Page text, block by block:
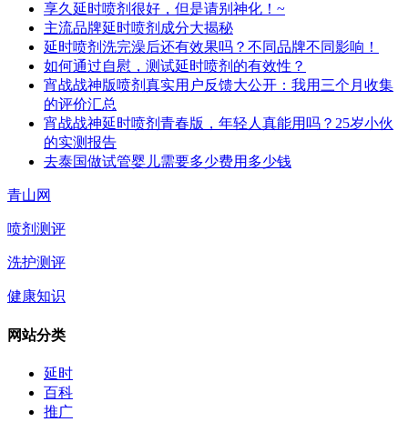
享久延时喷剂很好，但是请别神化！~
主流品牌延时喷剂成分大揭秘
延时喷剂洗完澡后还有效果吗？不同品牌不同影响！
如何通过自慰，测试延时喷剂的有效性？
宵战战神版喷剂真实用户反馈大公开：我用三个月收集
的评价汇总
宵战战神延时喷剂青春版，年轻人真能用吗？25岁小伙
的实测报告
去泰国做试管婴儿需要多少费用多少钱
青山网
喷剂测评
洗护测评
健康知识
网站分类
延时
百科
推广